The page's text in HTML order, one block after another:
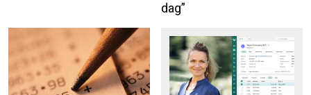
dag”